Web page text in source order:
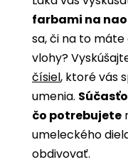
farbami na
sa, či na to
vlohy?
čísiel, ktoré vás
umenia.
čo potrebujete
umeleckého
obdivovať.